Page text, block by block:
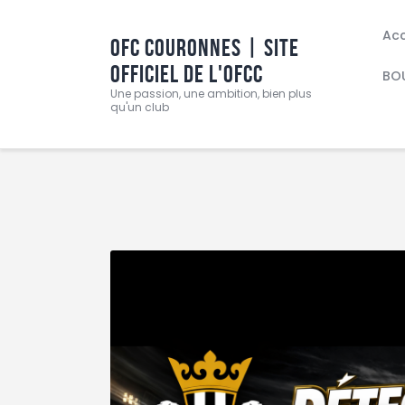
OFC COURONNES | SITE
OFFICIEL DE L'OFCC
Une passion, une ambition, bien plus
qu'un club